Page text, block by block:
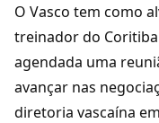
O Vasco tem como
treinador do
agendada uma
avançar nas
diretoria vascaína